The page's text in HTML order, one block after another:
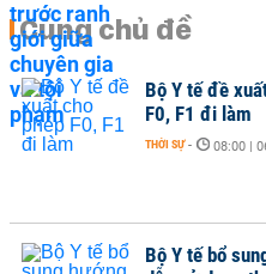
Cùng chủ đề
Bộ Y tế đề
F0, F1 đi làm
THỜI SỰ - 08:00 |
Bộ Y tế bổ